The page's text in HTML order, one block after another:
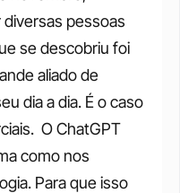
pessoas
se descobriu foi
aliado de
dia a dia. É o caso
O ChatGPT
como nos
Para que isso